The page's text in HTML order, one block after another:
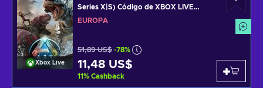
Xbox Live
Series X|S) Código de XBOX LIVE
EUROPE
EUROPA
51,89 US$ -78%
11,48 US$
11% Cashback